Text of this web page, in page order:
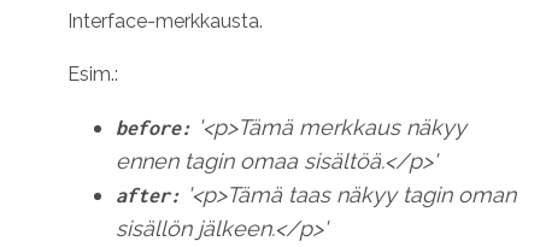
Interface-merkkausta.
Esim.:
before: '<p>Tämä merkkaus näkyy
ennen tagin omaa sisältöä.</p>'
after: '<p>Tämä taas näkyy tagin oman
sisällön jälkeen.</p>'